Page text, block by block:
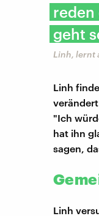
reden
geht
Linh, lernt
Linh
"Ich
hat ihn
sagen,
Linh